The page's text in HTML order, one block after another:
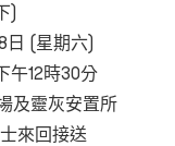
)
日 (星期六)
午12時30分
及靈灰安置所
來回接送